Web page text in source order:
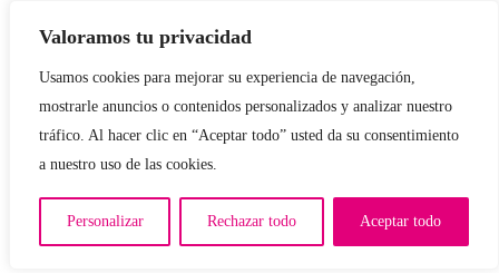
Valoramos tu privacidad
Usamos cookies para mejorar su experiencia de navegación,
mostrarle anuncios o contenidos personalizados y analizar nuestro
tráfico. Al hacer clic en “Aceptar todo” usted da su consentimiento
a nuestro uso de las cookies.
Personalizar Rechazar todo Aceptar todo
Gamepad Render